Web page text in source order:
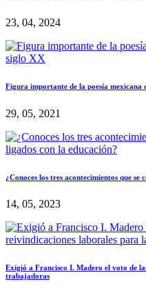
23, 04, 2024
Figura importante de la poesía mexicana
29, 05, 2021
¿Conoces los tres acontecimientos que se
14, 05, 2023
Exigió a Francisco I. Madero el voto de
trabajadoras